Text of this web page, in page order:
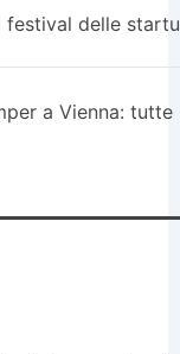
festival delle
a Vienna: